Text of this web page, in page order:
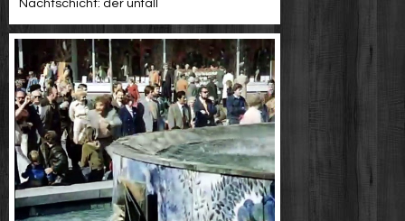
Nachtschicht: der unfall